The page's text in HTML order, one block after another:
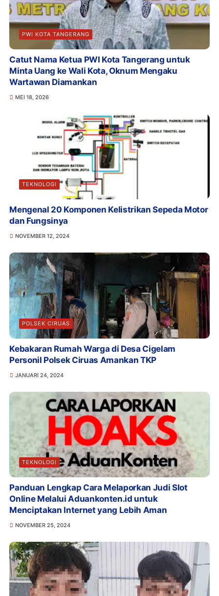
PWI KOTA TANGERANG
Catut Nama Ketua PWI Kota Tangerang untuk
Minta Uang ke Wali Kota, Oknum Mengaku
Wartawan Diamankan
MEI 18, 2026
TEKNOLOGI
Mengenal 20 Komponen Kelistrikan Sepeda Motor
dan Fungsinya
NOVEMBER 12, 2024
POLSEK CIRUAS
Kebakaran Rumah Warga di Desa Cigelam
Personil Polsek Ciruas Amankan TKP
JANUARI 24, 2024
TEKNOLOGI
Panduan Lengkap Cara Melaporkan Judi Slot
Online Melalui Aduankonten.id untuk
Menciptakan Internet yang Lebih Aman
NOVEMBER 25, 2024